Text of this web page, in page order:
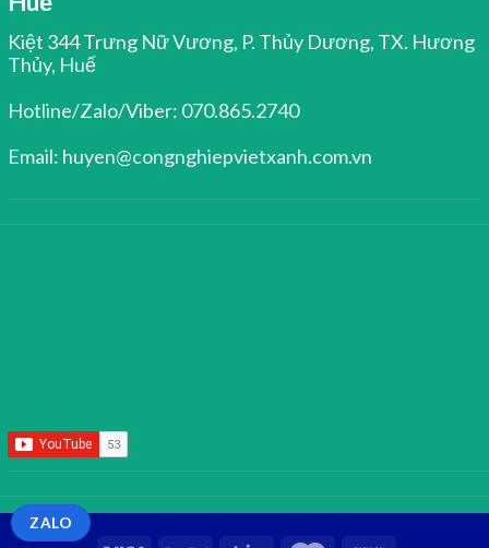
Kiệt 344 Trưng Nữ Vương, P. Thủy Dương, TX. Hương
Thủy, Huế
Hotline/Zalo/Viber: 070.865.2740
Email: huyen@congnghiepvietxanh.com.vn
ZALO